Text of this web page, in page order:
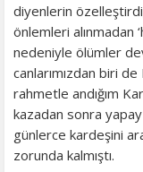
diyenlerin
önlemleri alınmadan
nedeniyle ölümler
canlarımızdan biri
rahmetle andığım
kazadan sonra yapay
günlerce kardeşini
zorunda kalmıştı.